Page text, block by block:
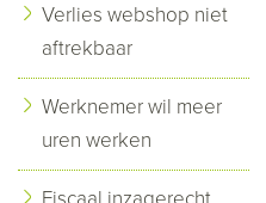
Verlies webshop niet
aftrekbaar
Werknemer wil meer
uren werken